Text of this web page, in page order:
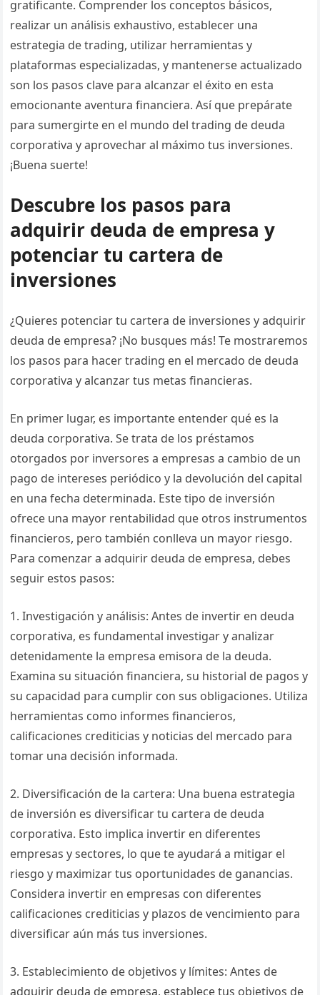
gratificante. Comprender los conceptos básicos,
realizar un análisis exhaustivo, establecer una
estrategia de trading, utilizar herramientas y
plataformas especializadas, y mantenerse actualizado
son los pasos clave para alcanzar el éxito en esta
emocionante aventura financiera. Así que prepárate
para sumergirte en el mundo del trading de deuda
corporativa y aprovechar al máximo tus inversiones.
¡Buena suerte!
Descubre los pasos para
adquirir deuda de empresa y
potenciar tu cartera de
inversiones
¿Quieres potenciar tu cartera de inversiones y adquirir
deuda de empresa? ¡No busques más! Te mostraremos
los pasos para hacer trading en el mercado de deuda
corporativa y alcanzar tus metas financieras.
En primer lugar, es importante entender qué es la
deuda corporativa. Se trata de los préstamos
otorgados por inversores a empresas a cambio de un
pago de intereses periódico y la devolución del capital
en una fecha determinada. Este tipo de inversión
ofrece una mayor rentabilidad que otros instrumentos
financieros, pero también conlleva un mayor riesgo.
Para comenzar a adquirir deuda de empresa, debes
seguir estos pasos:
1. Investigación y análisis: Antes de invertir en deuda
corporativa, es fundamental investigar y analizar
detenidamente la empresa emisora de la deuda.
Examina su situación financiera, su historial de pagos y
su capacidad para cumplir con sus obligaciones. Utiliza
herramientas como informes financieros,
calificaciones crediticias y noticias del mercado para
tomar una decisión informada.
2. Diversificación de la cartera: Una buena estrategia
de inversión es diversificar tu cartera de deuda
corporativa. Esto implica invertir en diferentes
empresas y sectores, lo que te ayudará a mitigar el
riesgo y maximizar tus oportunidades de ganancias.
Considera invertir en empresas con diferentes
calificaciones crediticias y plazos de vencimiento para
diversificar aún más tus inversiones.
3. Establecimiento de objetivos y límites: Antes de
adquirir deuda de empresa, establece tus objetivos de